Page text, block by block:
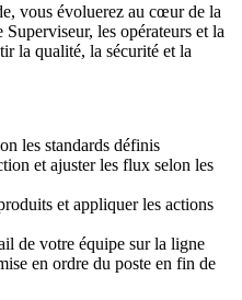
vous évoluerez au cœur de la
les opérateurs et la
la qualité, la sécurité et la
les standards définis
et ajuster les flux selon les
et appliquer les actions
de votre équipe sur la ligne
en ordre du poste en fin de